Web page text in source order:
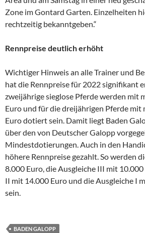
Zone im Gontard Garten. Einzelheiten
rechtzeitig bekanntgeben.“
Rennpreise deutlich erhöht
Wichtiger Hinweis an alle Trainer und
hat die Rennpreise für 2022 signifikant
zweijährige sieglose Pferde werden mit
Euro und für die dreijährigen Pferde mit
Euro dotiert sein. Damit liegt Baden
über den von Deutscher Galopp
Mindestdotierungen. Auch in den
höhere Rennpreise gezahlt. So werden
8.000 Euro, die Ausgleiche III mit
II mit 14.000 Euro und die Ausgleiche I
sein.
BADEN GALOPP